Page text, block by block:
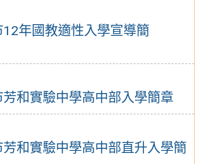
年國教適性入學宣導簡
和實驗中學高中部入學簡章
和實驗中學高中部直升入學簡